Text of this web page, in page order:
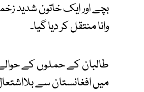
بچے اور ایک خاتون شدید
وانا منتقل کر دیا گیا۔
طالبان کے حملوں کے حوالے
میں افغانستان سے بلااشتعال فائرنگ